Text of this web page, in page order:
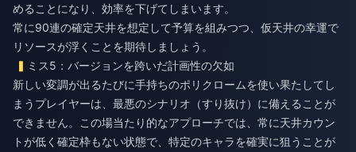
めることになり、効率を下げてしまいます。
常に90連の確定天井を想定して予算を組みつつ、仮天井の幸運で
リソースが浮くことを期待しましょう。
ミス5：バージョンを跨いだ計画性の欠如
新しい変調が出るたびに手持ちのポリクロームを使い果たしてし
まうプレイヤーは、最悪のシナリオ（すり抜け）に備えることが
できません。この場当たり的なアプローチでは、常に天井カウン
トが低く確定枠もない状態で、特定のキャラを確実に狙うことが